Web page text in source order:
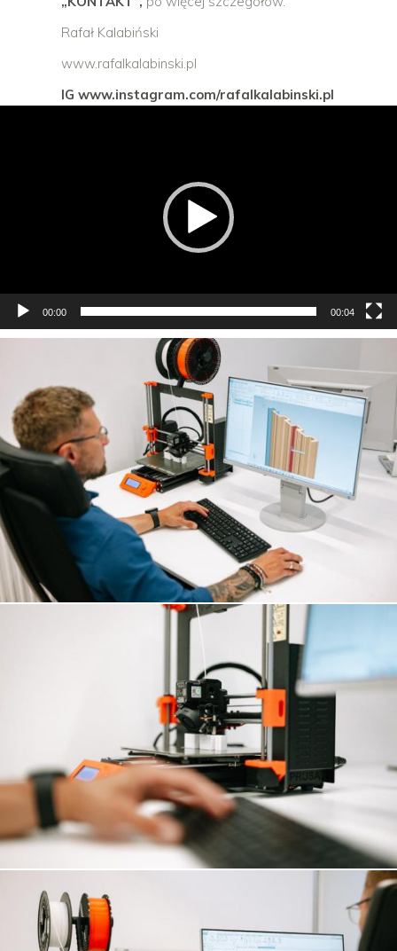
Rafał Kalabiński
www.rafalkalabinski.pl
IG www.instagram.com/rafalkalabinski.pl
00:00 00:04